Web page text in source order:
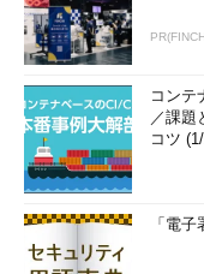
コンテ
／課題
コツ
「電